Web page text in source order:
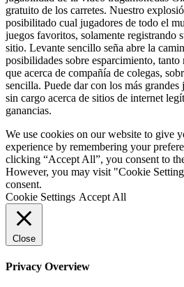
gratuito de los carretes. Nuestro
posibilitado cual jugadores de todo el
juegos favoritos, solamente registrando
sitio. Levante sencillo seña abre la
posibilidades sobre esparcimiento,
que acerca de compañía de colegas,
sencilla. Puede dar con los más grandes
sin cargo acerca de sitios de internet
ganancias.
We use cookies on our website to give
experience by remembering your
clicking “Accept All”, you consent to
However, you may visit "Cookie
consent.
Cookie Settings Accept All
Close
Privacy Overview